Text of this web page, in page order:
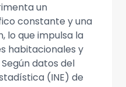
un
constante y una
lo que impulsa la
habitacionales y
datos del
(INE) de